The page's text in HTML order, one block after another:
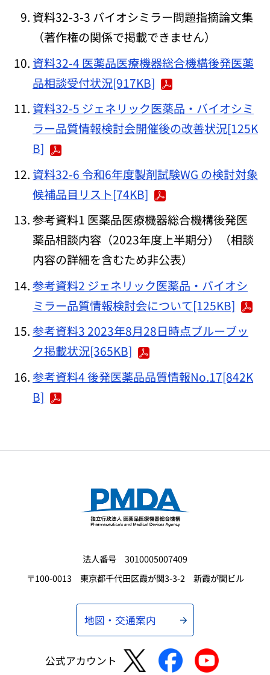
資料32-3-3 バイオシミラー問題指摘論文集
（著作権の関係で掲載できません）
資料32-4 医薬品医療機器総合機構後発医薬
品相談受付状況[917KB]
資料32-5 ジェネリック医薬品・バイオシミ
ラー品質情報検討会開催後の改善状況[125K
B]
資料32-6 令和6年度製剤試験WG の検討対象
候補品目リスト[74KB]
参考資料1 医薬品医療機器総合機構後発医
薬品相談内容（2023年度上半期分）（相談
内容の詳細を含むため非公表）
参考資料2 ジェネリック医薬品・バイオシ
ミラー品質情報検討会について[125KB]
参考資料3 2023年8月28日時点ブルーブッ
ク掲載状況[365KB]
参考資料4 後発医薬品品質情報No.17[842K
B]
法人番号 3010005007409
〒100-0013 東京都千代田区霞が関3-3-2 新霞が関ビル
地図・交通案内
公式アカウント